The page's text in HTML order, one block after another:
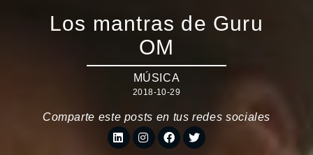
Los mantras de Guru
OM
MÚSICA
2018-10-29
Comparte este posts en tus redes sociales